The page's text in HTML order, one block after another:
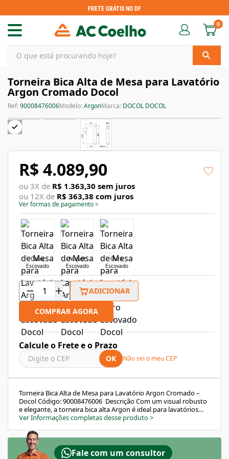
FRETE GRÁTIS NO DF
0
Torneira Bica Alta de Mesa para Lavatório
Argon Cromado Docol
Ref:90008476006Modelo:ArgonMarca: DOCOL DOCOL
R$ 4.089,90
ou 3X de R$ 1.363,30 sem juros
ou 12X de R$ 363,38 com juros
Ver formas de pagamento>
Cobre
Escovado
Níquel
Escovado
Ouro
Escovado
ADICIONAR
COMPRAR AGORA
Calcule o Frete e o Prazo
OK Não sei o meu CEP
Torneira Bica Alta de Mesa para Lavatório Argon Cromado –
Docol Código: 90008476006 Descrição Com um visual robusto
e elegante, a torneira bica alta Argon é ideal para lavatórios
com cuba de apoio. Seu acabamento cromado biníquel
acionamento por alavanca garante leveza e praticidade. O
arejador embutido proporciona economia de até 90% de
água, unindo eficiência e design moderno em um único
Ver Informações completas desse produto>
Fale com um consultor